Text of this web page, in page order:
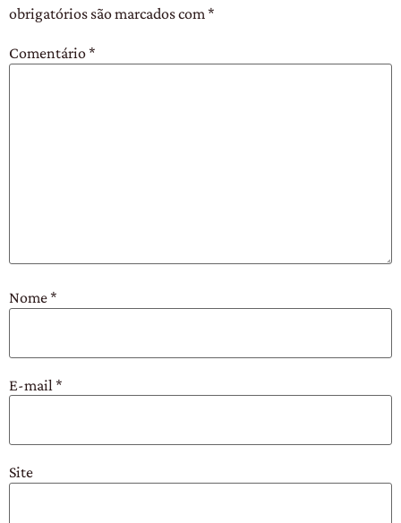
obrigatórios são marcados com*
Comentário*
Nome*
E-mail *
Site